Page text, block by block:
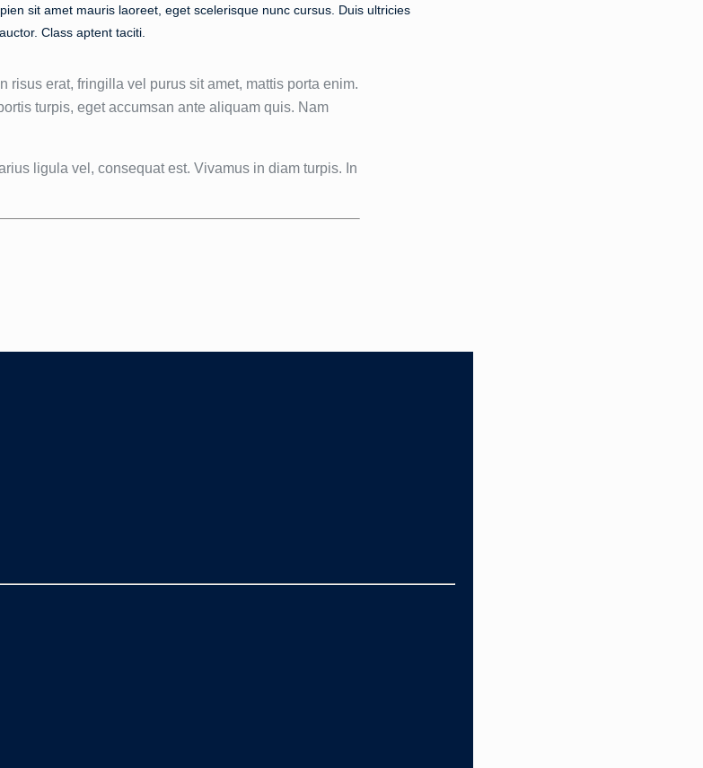
sit amet mauris laoreet, eget scelerisque nunc cursus. Duis ultricies
Class aptent taciti.
erat, fringilla vel purus sit amet, mattis porta enim.
turpis, eget accumsan ante aliquam quis. Nam
ligula vel, consequat est. Vivamus in diam turpis. In